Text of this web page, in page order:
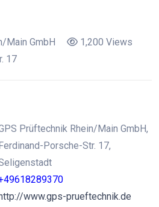
Main GmbH
1,200 Views
17
Prüftechnik Rhein/Main GmbH,
Porsche-Str. 17,
www.gps-prueftechnik.de